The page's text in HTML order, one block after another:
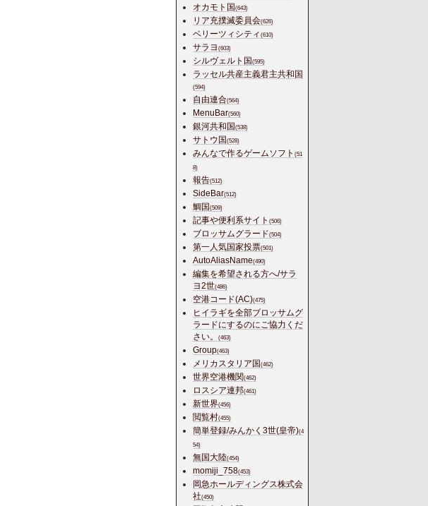
オカモト国(643)
リア充撲滅委員会(626)
ベリーツィシティ (610)
サラヨ (603)
シルヴェルト国(595)
ラッセル共産主義君主共和国
(594)
自由連合(564)
MenuBar(560)
銀河共和国(538)
サトウ国(528)
みんなで作るゲームソフト (51
8)
報告(512)
SideBar(512)
鯛国(509)
記事や便利系サイト (506)
ブロッサムグラード(504)
第一人気国家投票(501)
AutoAliasName(490)
編集を希望される方へ/サラ
ヨ2世(486)
空港コード(AC)(475)
ヒイラギを全部ブロッサムグ
ラードにするのにご協力くだ
さい。
(463)
Group(463)
メリカスタリア国(462)
世界空港機関(462)
ロスシア連邦(461)
新世界(456)
閲覧村(455)
簡単登録/みんかく3世(皇帝)(4
54)
無国大陸(454)
momiji_758(453)
岡急ホールディングス株式会
社(450)